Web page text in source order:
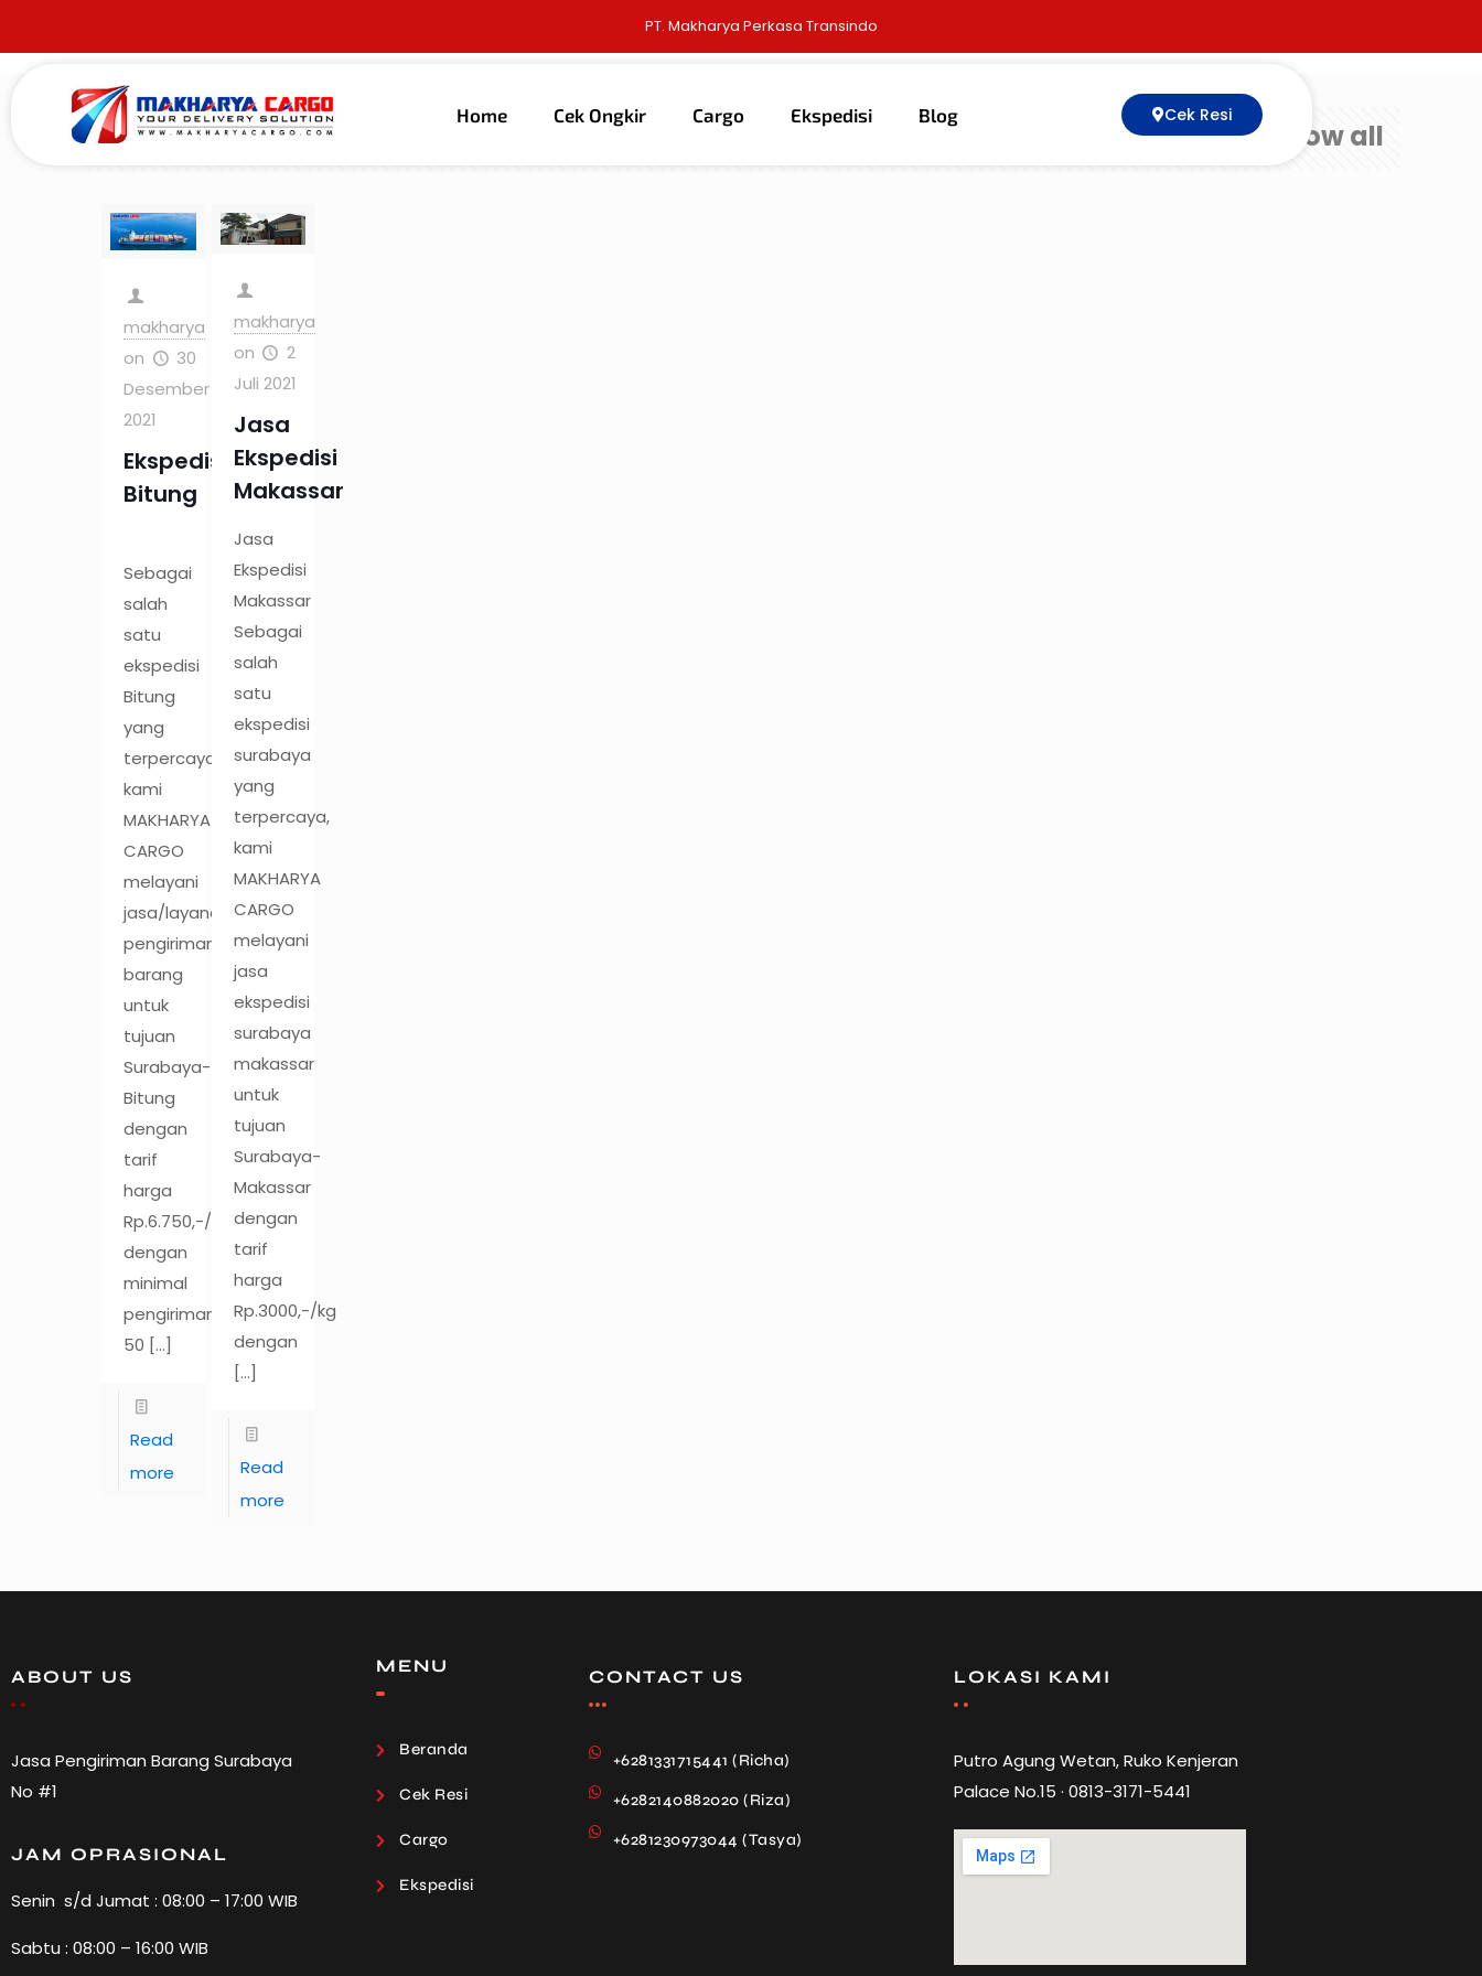
PT. Makharya Perkasa Transindo
Home Cek Ongkir Cargo Ekspedisi Blog Cek Resi
Filter by Categories Show all
makharya
on
30
Desember
2021
Ekspedisi
Bitung
Sebagai
salah
satu
ekspedisi
Bitung
yang
terpercaya,
kami
MAKHARYA
CARGO
melayani
jasa/layanan
pengiriman
barang
untuk
tujuan
Surabaya-
Bitung
dengan
tarif
harga
Rp.6.750,-/kg
dengan
minimal
pengiriman
50 […]
Read
more
makharya
on
2
Juli 2021
Jasa
Ekspedisi
Makassar
Jasa
Ekspedisi
Makassar
Sebagai
salah
satu
ekspedisi
surabaya
yang
terpercaya,
kami
MAKHARYA
CARGO
melayani
jasa
ekspedisi
surabaya
makassar
untuk
tujuan
Surabaya-
Makassar
dengan
tarif
harga
Rp.3000,-/kg
dengan
[…]
Read
more
ABOUT US
Jasa Pengiriman Barang Surabaya
No #1
JAM OPRASIONAL
Senin s/d Jumat : 08:00 – 17:00 WIB
Sabtu : 08:00 – 16:00 WIB
MENU
Beranda
Cek Resi
Cargo
Ekspedisi
CONTACT US
+6281331715441 (Richa)
+6282140882020 (Riza)
+6281230973044 (Tasya)
LOKASI KAMI
Putro Agung Wetan, Ruko Kenjeran
Palace No.15 · 0813-3171-5441